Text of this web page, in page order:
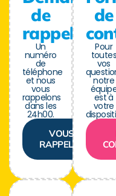
de
rappel
Un
numéro
de
téléphone
et nous
vous
rappelons
dans les
24h00.
VOUS
RAPPELER
de
Pour
toutes
vos
notre
est à
votre